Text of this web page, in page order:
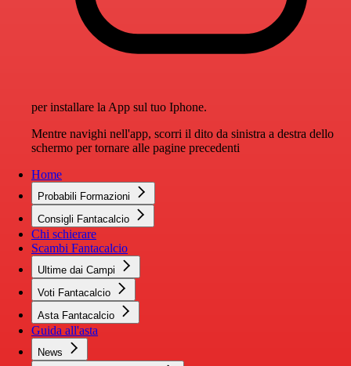
per installare la App sul tuo Iphone.
Mentre navighi nell'app, scorri il dito da sinistra a destra dello
schermo per tornare alle pagine precedenti
Home
Probabili Formazioni
Consigli Fantacalcio
Chi schierare
Scambi Fantacalcio
Ultime dai Campi
Voti Fantacalcio
Asta Fantacalcio
Guida all'asta
News